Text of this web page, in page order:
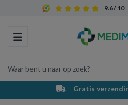
9.6 / 10
Toggle navigation
Waar bent u naar op zoek?
Winkelwagen
Gratis